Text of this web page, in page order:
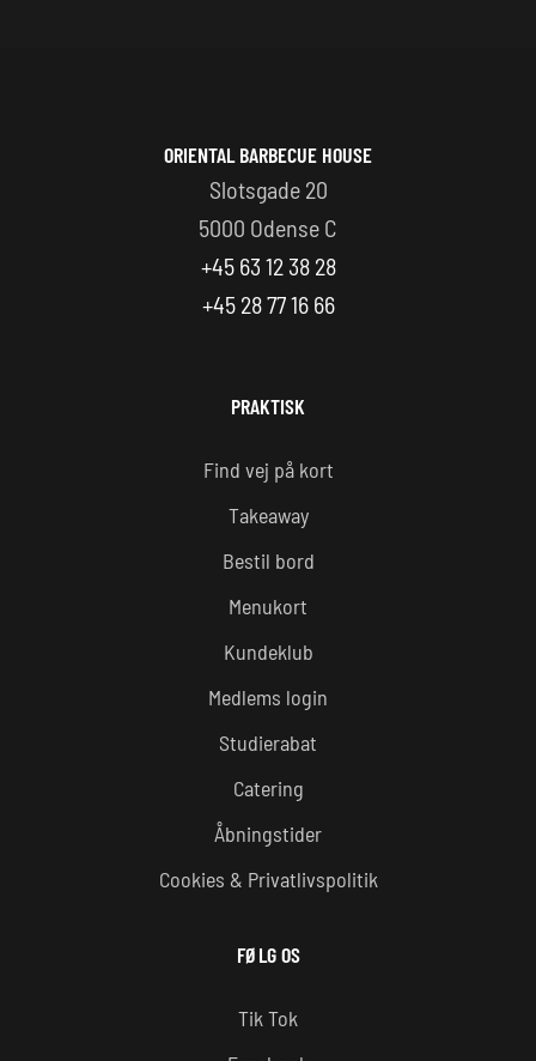
ORIENTAL BARBECUE HOUSE
Slotsgade 20
5000 Odense C
+45 63 12 38 28
+45 28 77 16 66
PRAKTISK
Find vej på kort
Takeaway
Bestil bord
Menukort
Kundeklub
Medlems login
Studierabat
Catering
Åbningstider
Cookies & Privatlivspolitik
FØLG OS
Tik Tok